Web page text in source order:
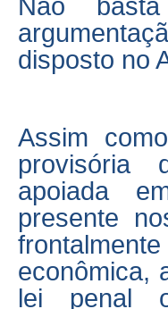
Não
disposto no
Assim
provisória
apoiada
presente
econômica,
lei penal